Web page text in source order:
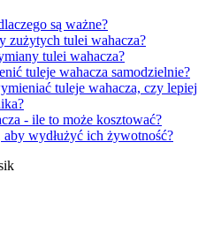
są ważne?
zużytych tulei wahacza?
tulei wahacza?
tuleje wahacza samodzielnie?
tuleje wahacza, czy lepiej
- ile to może kosztować?
aby wydłużyć ich żywotność?